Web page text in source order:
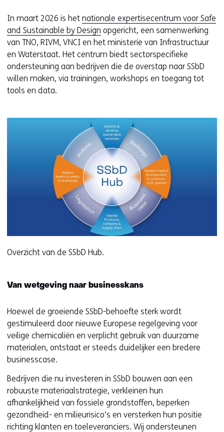
In maart 2026 is het nationale expertisecentrum voor Safe
and Sustainable by Design opgericht, een samenwerking
van TNO, RIVM, VNCI en het ministerie van Infrastructuur
en Waterstaat. Het centrum biedt sectorspecifieke
ondersteuning aan bedrijven die de overstap naar SSbD
willen maken, via trainingen, workshops en toegang tot
tools en data.
Overzicht van de SSbD Hub.
Van wetgeving naar businesskans
Hoewel de groeiende SSbD-behoefte sterk wordt
gestimuleerd door nieuwe Europese regelgeving voor
veilige chemicaliën en verplicht gebruik van duurzame
materialen, ontstaat er steeds duidelijker een bredere
businesscase.
Bedrijven die nu investeren in SSbD bouwen aan een
robuuste materiaalstrategie, verkleinen hun
afhankelijkheid van fossiele grondstoffen, beperken
gezondheid- en milieurisico’s en versterken hun positie
richting klanten en toeleveranciers. Wij ondersteunen